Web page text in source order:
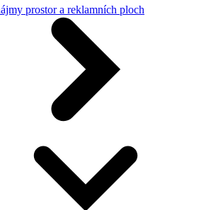
prostor a reklamních ploch